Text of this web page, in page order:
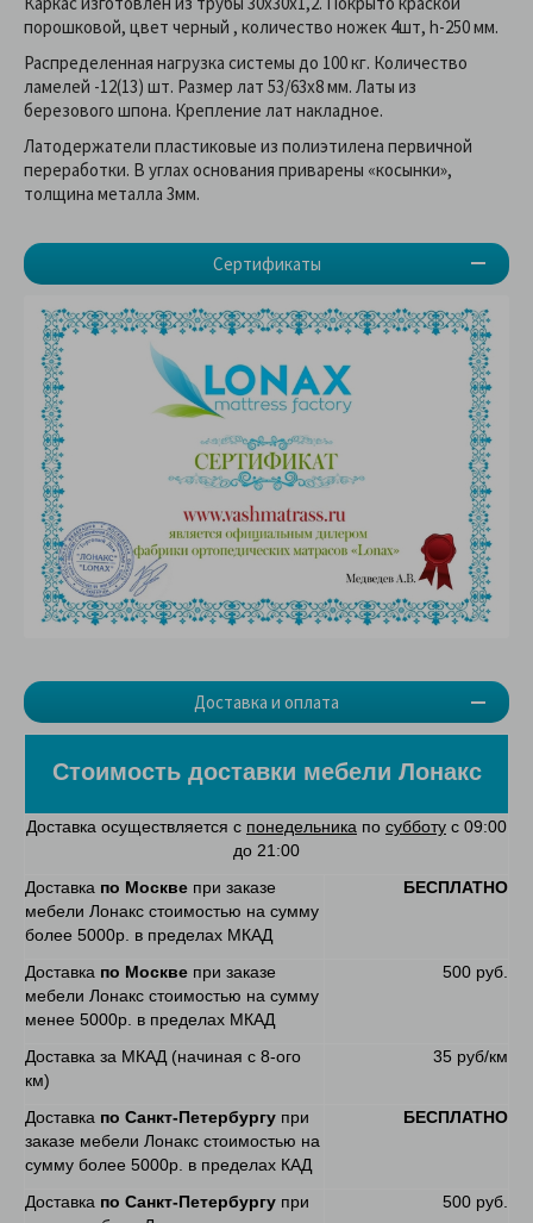
Сертификаты
Доставка и оплата
порошковой, цвет черный , количество ножек 4шт, h-250 мм.
Распределенная нагрузка системы до 100 кг. Количество
ламелей -12(13) шт. Размер лат 53/63х8 мм. Латы из
березового шпона. Крепление лат накладное.
Латодержатели пластиковые из полиэтилена первичной
переработки. В углах основания приварены «косынки»,
толщина металла 3мм.
Стоимость доставки мебели Лонакс
Доставка осуществляется с понедельника по субботу с 09:00
до 21:00
Доставка по Москве при заказе
мебели Лонакс стоимостью на сумму
более 5000р. в пределах МКАД
БЕСПЛАТНО
Доставка по Москве при заказе
мебели Лонакс стоимостью на сумму
менее 5000р. в пределах МКАД
500 руб.
Доставка за МКАД (начиная с 8-ого
км)
35 руб/км
Доставка по Санкт-Петербургу при
заказе мебели Лонакс стоимостью на
сумму более 5000р. в пределах КАД
БЕСПЛАТНО
Доставка по Санкт-Петербургу при
500 руб.